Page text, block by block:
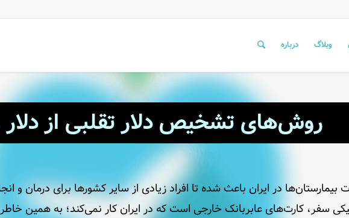
وبلاگ درباره
روش‌های تشخیص دلار تقلبی از دلار
در ایران باعث شده تا افراد زیادی از سایر کشورها برای درمان و
سفر، کارت‌های عابربانک خارجی است که در ایران کار نمی‌کند؛ به همین خاطر